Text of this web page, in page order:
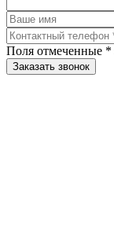
Поля отмеченные *